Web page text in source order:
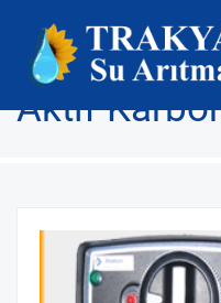
Anasayfa Ürünler
Aktif